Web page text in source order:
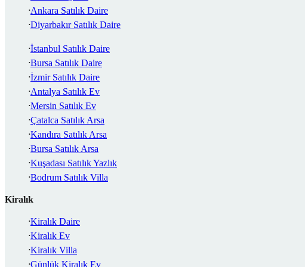
Ankara Satılık Daire
Diyarbakır Satılık Daire
İstanbul Satılık Daire
Bursa Satılık Daire
İzmir Satılık Daire
Antalya Satılık Ev
Mersin Satılık Ev
Çatalca Satılık Arsa
Kandıra Satılık Arsa
Bursa Satılık Arsa
Kuşadası Satılık Yazlık
Bodrum Satılık Villa
Kiralık
Kiralık Daire
Kiralık Ev
Kiralık Villa
Günlük Kiralık Ev